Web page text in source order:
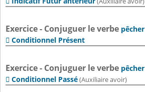
Exercice - Conjuguer le verbe pêcher
 Conditionnel Présent
Exercice - Conjuguer le verbe pêcher
 Conditionnel Passé(Auxiliaire avoir)